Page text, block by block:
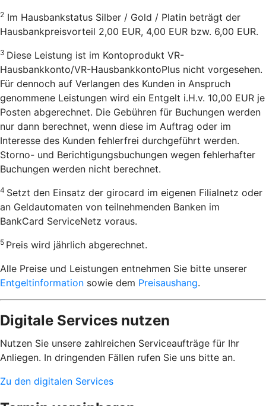
2 Im Hausbankstatus Silber / Gold / Platin beträgt der
Hausbankpreisvorteil 2,00 EUR, 4,00 EUR bzw. 6,00 EUR.
3 Diese Leistung ist im Kontoprodukt VR-
Hausbankkonto/VR-HausbankkontoPlus nicht vorgesehen.
Für dennoch auf Verlangen des Kunden in Anspruch
genommene Leistungen wird ein Entgelt i.H.v. 10,00 EUR je
Posten abgerechnet. Die Gebühren für Buchungen werden
nur dann berechnet, wenn diese im Auftrag oder im
Interesse des Kunden fehlerfrei durchgeführt werden.
Storno- und Berichtigungsbuchungen wegen fehlerhafter
Buchungen werden nicht berechnet.
4 Setzt den Einsatz der girocard im eigenen Filialnetz oder
an Geldautomaten von teilnehmenden Banken im
BankCard ServiceNetz voraus.
5 Preis wird jährlich abgerechnet.
Alle Preise und Leistungen entnehmen Sie bitte unserer
Entgeltinformation sowie dem Preisaushang.
Digitale Services nutzen
Nutzen Sie unsere zahlreichen Serviceaufträge für Ihr
Anliegen. In dringenden Fällen rufen Sie uns bitte an.
Zu den digitalen Services